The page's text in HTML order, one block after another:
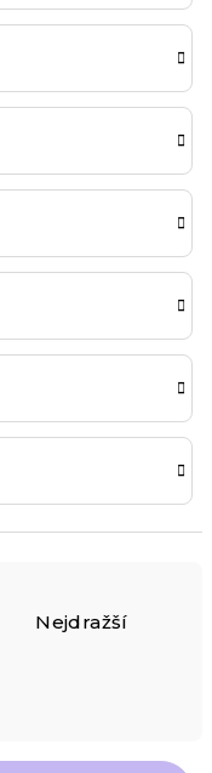
Nejdražší